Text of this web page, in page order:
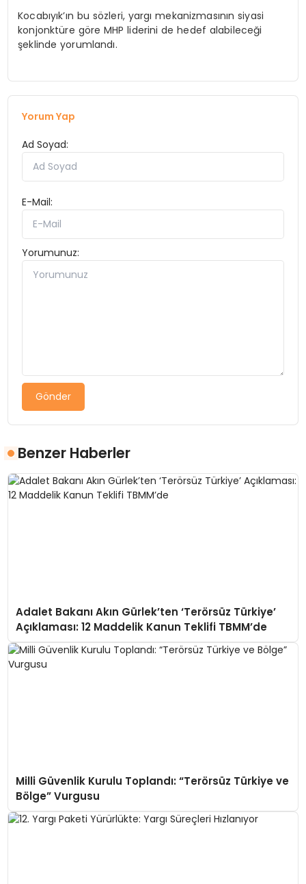
Kocabıyık’ın bu sözleri, yargı mekanizmasının siyasi
konjonktüre göre MHP liderini de hedef alabileceği
şeklinde yorumlandı.
Yorum Yap
Ad Soyad:
E-Mail:
Yorumunuz:
Gönder
Benzer Haberler
Adalet Bakanı Akın Gürlek’ten ‘Terörsüz Türkiye’
Açıklaması: 12 Maddelik Kanun Teklifi TBMM’de
Milli Güvenlik Kurulu Toplandı: “Terörsüz Türkiye ve
Bölge” Vurgusu